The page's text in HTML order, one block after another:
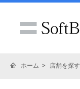
ホーム 店舗を探す